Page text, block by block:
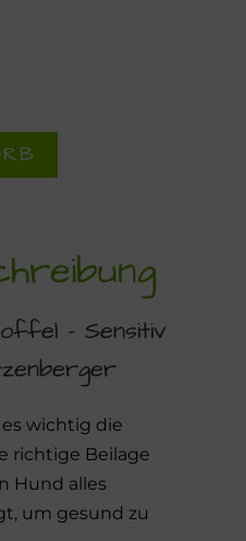
– Sensitiv
wichtig die
richtige Beilage
Hund alles
um gesund zu